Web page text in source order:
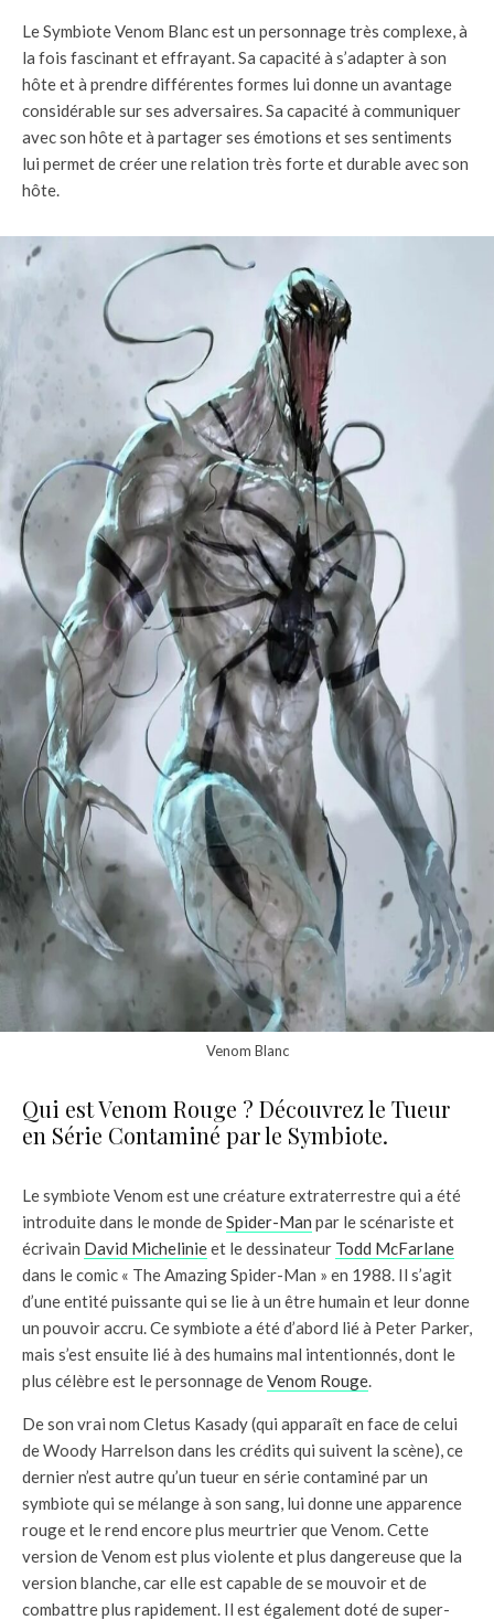
Le Symbiote Venom Blanc est un personnage très complexe, à
la fois fascinant et effrayant. Sa capacité à s’adapter à son
hôte et à prendre différentes formes lui donne un avantage
considérable sur ses adversaires. Sa capacité à communiquer
avec son hôte et à partager ses émotions et ses sentiments
lui permet de créer une relation très forte et durable avec son
hôte.
Venom Blanc
Qui est Venom Rouge ? Découvrez le Tueur
en Série Contaminé par le Symbiote.
Le symbiote Venom est une créature extraterrestre qui a été
introduite dans le monde deSpider-Man par le scénariste et
écrivain David Michelinieet le dessinateur Todd McFarlane
dans le comic « The Amazing Spider-Man » en 1988. Il s’agit
d’une entité puissante qui se lie à un être humain et leur donne
un pouvoir accru. Ce symbiote a été d’abord lié à Peter Parker,
mais s’est ensuite lié à des humains mal intentionnés, dont le
plus célèbre est le personnage deVenom Rouge.
De son vrai nom Cletus Kasady (qui apparaît en face de celui
de Woody Harrelson dans les crédits qui suivent la scène), ce
dernier n’est autre qu’un tueur en série contaminé par un
symbiote qui se mélange à son sang, lui donne une apparence
rouge et le rend encore plus meurtrier que Venom. Cette
version de Venom est plus violente et plus dangereuse que la
version blanche, car elle est capable de se mouvoir et de
combattre plus rapidement. Il est également doté de super-